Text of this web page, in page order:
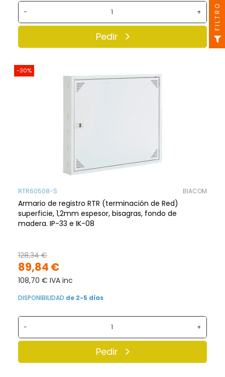
- +
Pedir
-30%
RTR60508-S BIACOM
Armario de registro RTR (terminación de Red)
superficie, 1,2mm espesor, bisagras, fondo de
madera. IP-33 e IK-08
89,84 €
128,34 €
108,70 € IVA inc
DISPONIBILIDAD de 2-5 días
- +
Pedir
FILTRO